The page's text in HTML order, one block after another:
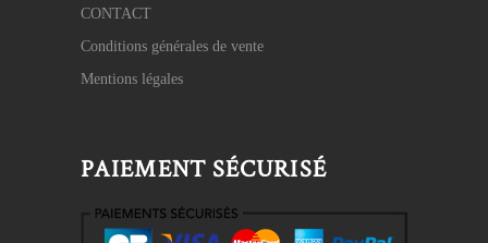
CONTACT
Conditions générales de vente
Mentions légales
PAIEMENT SÉCURISÉ